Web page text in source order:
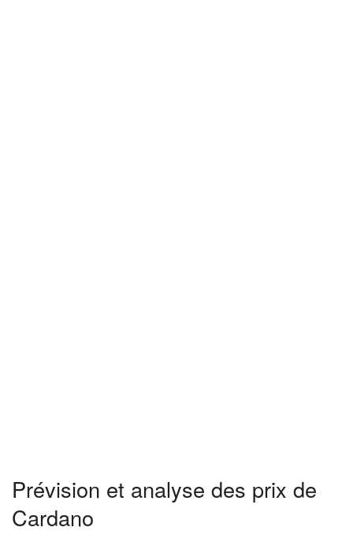
Prévision et analyse des prix de
Cardano